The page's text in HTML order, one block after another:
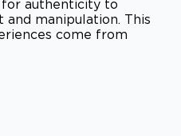
authenticity to
manipulation. This
come from